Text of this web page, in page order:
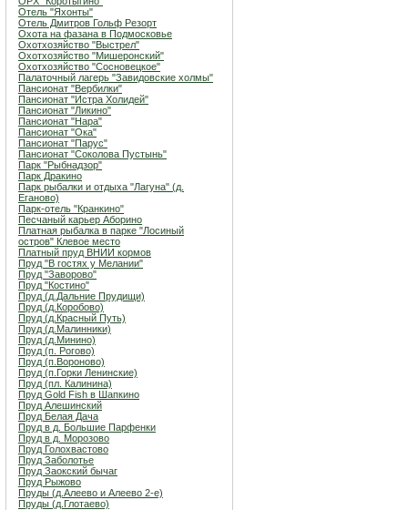
Отель "Яхонты"
Отель Дмитров Гольф Резорт
Охота на фазана в Подмосковье
Охотхозяйство "Выстрел"
Охотхозяйство "Мишеронский"
Охотхозяйство "Сосновецкое"
Палаточный лагерь "Завидовские холмы"
Пансионат "Вербилки"
Пансионат "Истра Холидей"
Пансионат "Ликино"
Пансионат "Нара"
Пансионат "Ока"
Пансионат "Парус"
Пансионат "Соколова Пустынь"
Парк "Рыбнадзор"
Парк Дракино
Парк рыбалки и отдыха "Лагуна" (д.
Еганово)
Парк-отель "Кранкино"
Песчаный карьер Аборино
Платная рыбалка в парке "Лосиный
остров" Клевое место
Платный пруд ВНИИ кормов
Пруд "В гостях у Мелании"
Пруд "Заворово"
Пруд "Костино"
Пруд (д.Дальние Прудищи)
Пруд (д.Коробово)
Пруд (д.Красный Путь)
Пруд (д.Малинники)
Пруд (д.Минино)
Пруд (п. Рогово)
Пруд (п.Вороново)
Пруд (п.Горки Ленинские)
Пруд (пл. Калинина)
Пруд Gold Fish в Шапкино
Пруд Алешинский
Пруд Белая Дача
Пруд в д. Большие Парфенки
Пруд в д. Морозово
Пруд Голохвастово
Пруд Заболотье
Пруд Заокский бычаг
Пруд Рыжово
Пруды (д.Алеево и Алеево 2-е)
Пруды (д.Глотаево)